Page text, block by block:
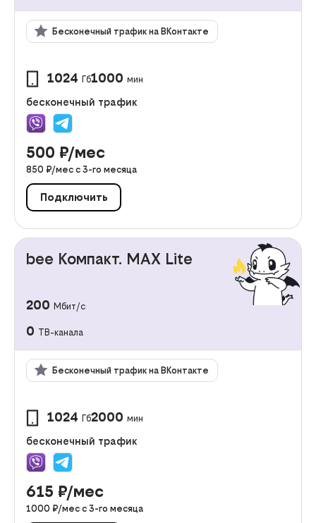
Бесконечный трафик на ВКонтакте
1024 Гб1000 мин
бесконечный трафик
500 ₽/мес
850 ₽/мес с 3-го месяца
Подключить
bee Компакт. MAX Lite
200 Мбит/с
0 ТВ-канала
Бесконечный трафик на ВКонтакте
1024 Гб2000 мин
бесконечный трафик
615 ₽/мес
1000 ₽/мес с 3-го месяца